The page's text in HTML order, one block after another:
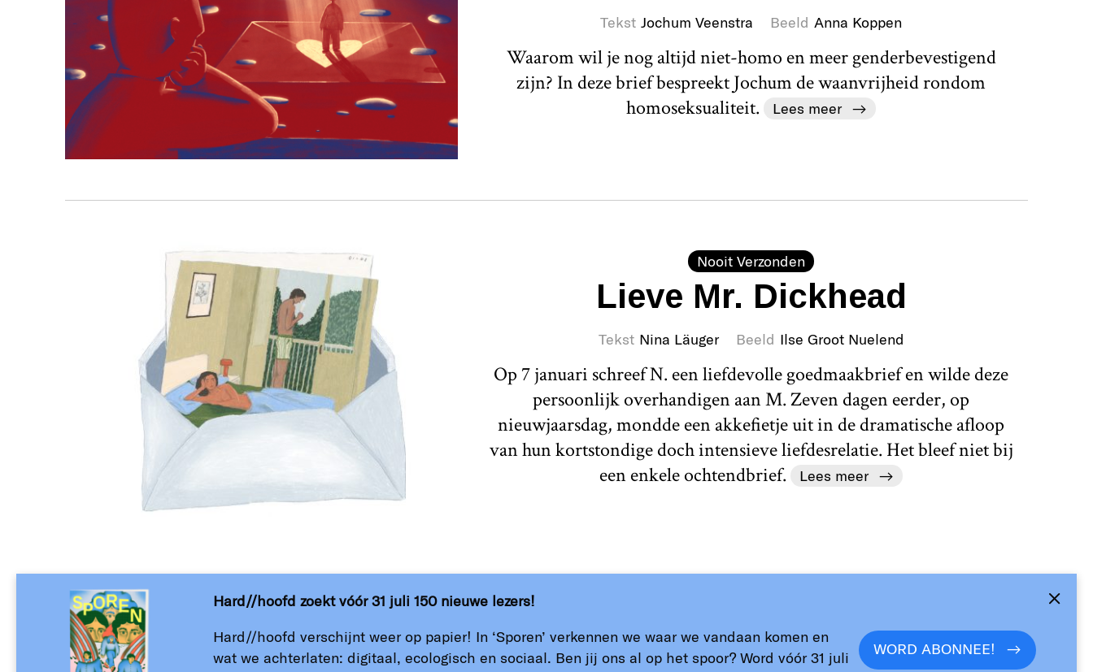
Tekst Jochum Veenstra Beeld Anna Koppen
Waarom wil je nog altijd niet-homo en meer genderbevestigend
zijn? In deze brief bespreekt Jochum de waanvrijheid rondom
homoseksualiteit.
Lees meer
Nooit Verzonden
Lieve Mr. Dickhead
Tekst Nina Läuger Beeld Ilse Groot Nuelend
Op 7 januari schreef N. een liefdevolle goedmaakbrief en wilde deze
persoonlijk overhandigen aan M. Zeven dagen eerder, op
nieuwjaarsdag, mondde een akkefietje uit in de dramatische afloop
van hun kortstondige doch intensieve liefdesrelatie. Het bleef niet bij
een enkele ochtendbrief.
Lees meer
Home Over Nieuwsbrief Colofon Verzamel kunst of ANBI Oproepen Contact en Podcasts
Hard//hoofd zoekt vóór 31 juli 150 nieuwe lezers!
Hard//hoofd verschijnt weer op papier! In ‘Sporen’ verkennen we waar we vandaan komen en
wat we achterlaten: digitaal, ecologisch en sociaal. Ben jij ons al op het spoor? Word vóór 31 juli
WORD ABONNEE!